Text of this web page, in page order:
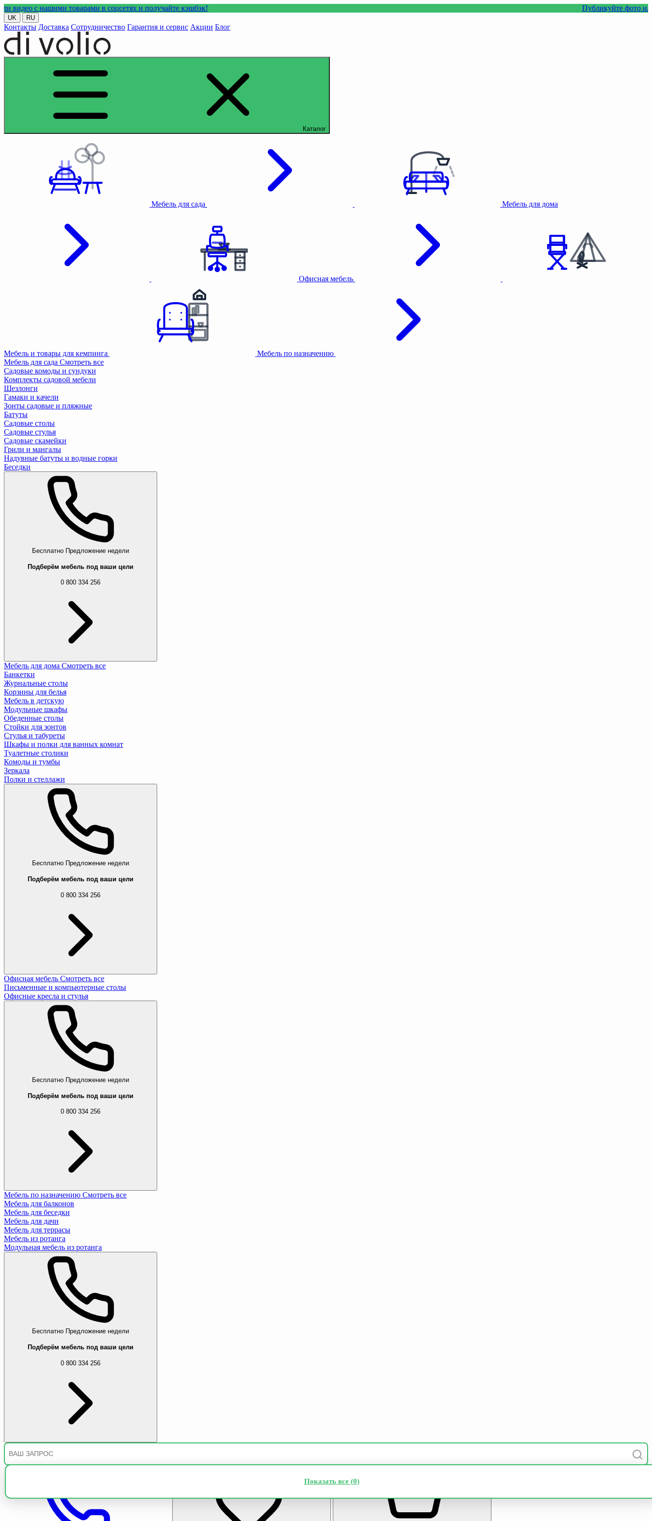
товарами в соцсетях и получайте кэшбэк! Публикуйте фото или видео с
UK RU
Контакты Доставка Сотрудничество Гарантия и сервис Акции Блог
Каталог
Мебель для сада Мебель для дома
Офисная мебель
Мебель и товары для кемпинга
Мебель по назначению
Мебель для сада Смотреть все
Садовые комоды и сундуки
Комплекты садовой мебели
Шезлонги
Гамаки и качели
Зонты садовые и пляжные
Батуты
Садовые столы
Садовые стулья
Садовые скамейки
Грили и мангалы
Надувные батуты и водные горки
Беседки
Бесплатно Предложение недели
Подберём мебель под ваши цели
0 800 334 256
Мебель для дома Смотреть все
Банкетки
Журнальные столы
Корзины для белья
Мебель в детскую
Модульные шкафы
Обеденные столы
Стойки для зонтов
Стулья и табуреты
Шкафы и полки для ванных комнат
Туалетные столики
Комоды и тумбы
Зеркала
Полки и стеллажи
Бесплатно Предложение недели
Подберём мебель под ваши цели
0 800 334 256
Офисная мебель Смотреть все
Письменные и компьютерные столы
Офисные кресла и стулья
Бесплатно Предложение недели
Подберём мебель под ваши цели
0 800 334 256
Мебель по назначению Смотреть все
Мебель для балконов
Мебель для беседки
Мебель для дачи
Мебель для террасы
Мебель из ротанга
Модульная мебель из ротанга
Бесплатно Предложение недели
Подберём мебель под ваши цели
0 800 334 256
Показать все (0)